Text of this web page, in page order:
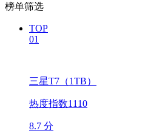
榜单筛选
TOP
01
三星T7（1TB）
热度指数1110
8.7 分